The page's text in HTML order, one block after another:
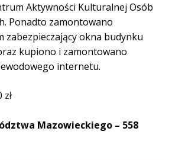
Aktywności Kulturalnej Osób
Ponadto zamontowano
zabezpieczający okna budynku
kupiono i zamontowano
internetu.
zł
Mazowieckiego – 558